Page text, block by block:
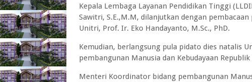
Kepala Lembaga Layanan Pendidikan Tinggi
Sawitri, S.E.,M.M, dilanjutkan dengan
Unitri, Prof. Ir. Eko Handayanto, M.Sc., PhD.
Kemudian, berlangsung pula pidato dies natalis
pembangunan Manusia dan Kebudayaan
Menteri Koordinator bidang pembangunan